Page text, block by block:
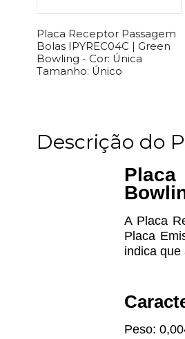
Placa Receptor Passagem
Bolas IPYREC04C | Green
Bowling - Cor: Única
Tamanho: Único
Descrição do
Placa
A Placa
Placa
indica que
Peso: